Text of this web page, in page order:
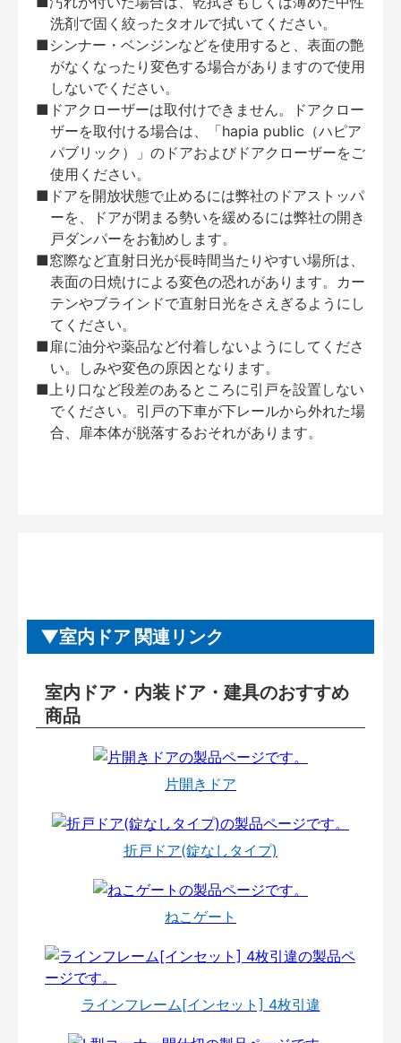
洗剤で固く絞ったタオルで拭いてください。
■シンナー・ベンジンなどを使用すると、表面の艶
がなくなったり変色する場合がありますので使用
しないでください。
■ドアクローザーは取付けできません。ドアクロー
ザーを取付ける場合は、「hapia public（ハピア
パブリック）」のドアおよびドアクローザーをご
使用ください。
■ドアを開放状態で止めるには弊社のドアストッパ
ーを、ドアが閉まる勢いを緩めるには弊社の開き
戸ダンパーをお勧めします。
■窓際など直射日光が長時間当たりやすい場所は、
表面の日焼けによる変色の恐れがあります。カー
テンやブラインドで直射日光をさえぎるようにし
てください。
■扉に油分や薬品など付着しないようにしてくださ
い。しみや変色の原因となります。
■上り口など段差のあるところに引戸を設置しない
でください。引戸の下車が下レールから外れた場
合、扉本体が脱落するおそれがあります。
室内ドア 関連リンク
室内ドア・内装ドア・建具のおすすめ
商品
片開きドア
折戸ドア(錠なしタイプ)
ねこゲート
ラインフレーム[インセット] 4枚引違